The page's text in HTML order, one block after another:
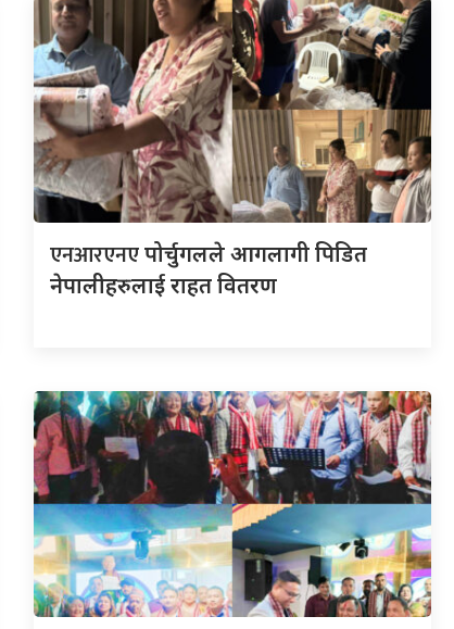
एनआरएनएपोर्चुगलले आगलागी पिडित
नेपालीहरुलाई राहत वितरण